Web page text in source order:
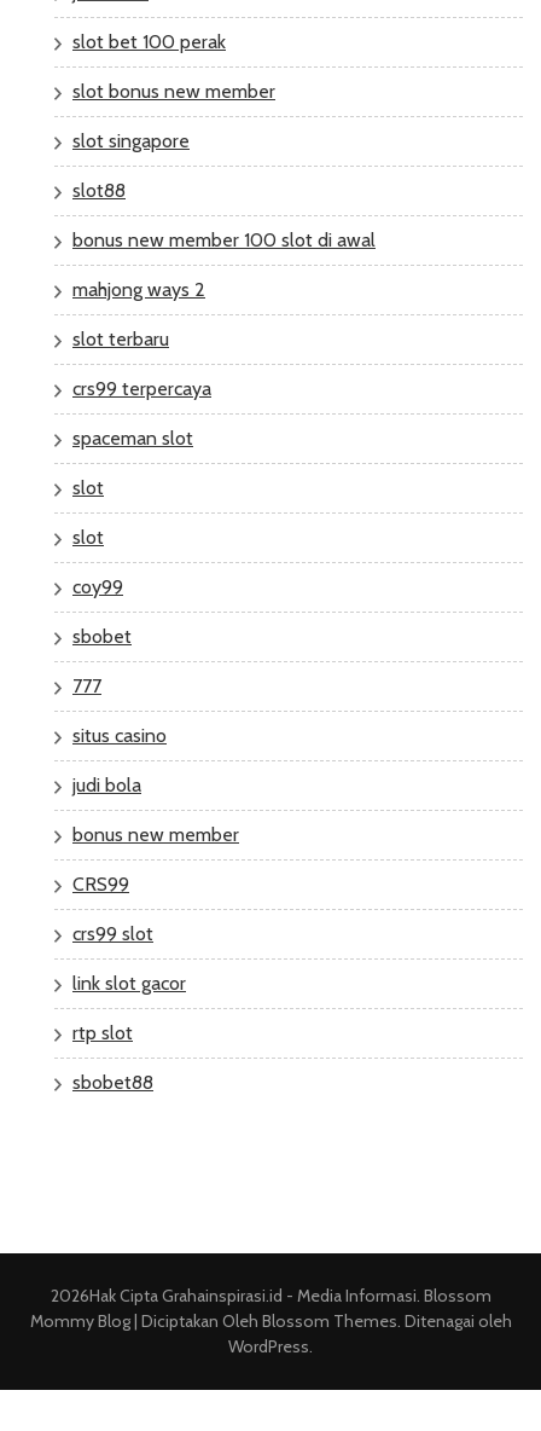
slot bet 100 perak
slot bonus new member
slot singapore
slot88
bonus new member 100 slot di awal
mahjong ways 2
slot terbaru
crs99 terpercaya
spaceman slot
slot
slot
coy99
sbobet
777
situs casino
judi bola
bonus new member
CRS99
crs99 slot
link slot gacor
rtp slot
sbobet88
2026Hak CiptaGrahainspirasi.id - Media Informasi. Blossom
Mommy Blog | Diciptakan Oleh Blossom Themes. Ditenagai oleh
WordPress.